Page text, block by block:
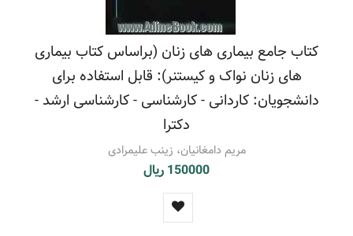
کتاب جامع بیماری های زنان (براساس کتاب بیماری
های زنان نواک و کیستنر): قابل استفاده برای
دانشجویان: کاردانی - کارشناسی - کارشناسی ارشد -
دکترا
مریم دامغانیان، زینب علیمرادی
150000 ریال